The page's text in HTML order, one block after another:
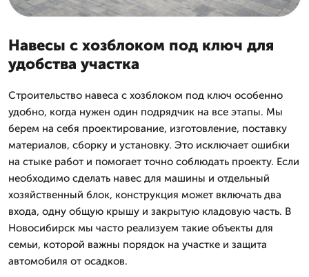
Навесы с хозблоком под ключ для
удобства участка
Строительство навеса с хозблоком под ключ особенно
удобно, когда нужен один подрядчик на все этапы. Мы
берем на себя проектирование, изготовление, поставку
материалов, сборку и установку. Это исключает ошибки
на стыке работ и помогает точно соблюдать проекту. Если
необходимо сделать навес для машины и отдельный
хозяйственный блок, конструкция может включать два
входа, одну общую крышу и закрытую кладовую часть. В
Новосибирск мы часто реализуем такие объекты для
семьи, которой важны порядок на участке и защита
автомобиля от осадков.